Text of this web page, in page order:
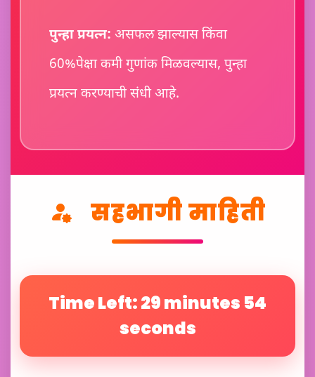
पुन्हा प्रयत्न: असफल झाल्यास किंवा
60%पेक्षा कमी गुणांक मिळवल्यास, पुन्हा
प्रयत्न करण्याची संधी आहे.
सहभागी माहिती
Time Left: 29 minutes 52
seconds